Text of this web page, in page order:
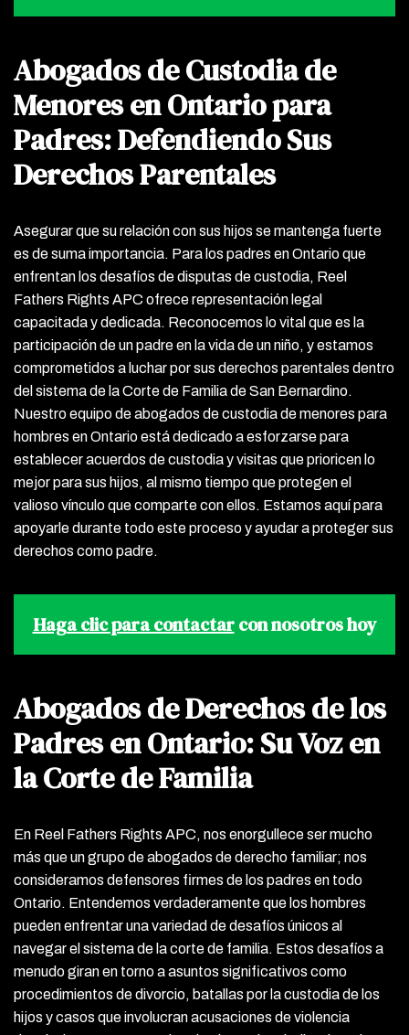
Abogados de Custodia de
Menores en Ontario para
Padres: Defendiendo Sus
Derechos Parentales
Asegurar que su relación con sus hijos se mantenga fuerte
es de suma importancia. Para los padres en Ontario que
enfrentan los desafíos de disputas de custodia, Reel
Fathers Rights APC ofrece representación legal
capacitada y dedicada. Reconocemos lo vital que es la
participación de un padre en la vida de un niño, y estamos
comprometidos a luchar por sus derechos parentales dentro
del sistema de la Corte de Familia de San Bernardino.
Nuestro equipo de abogados de custodia de menores para
hombres en Ontario está dedicado a esforzarse para
establecer acuerdos de custodia y visitas que prioricen lo
mejor para sus hijos, al mismo tiempo que protegen el
valioso vínculo que comparte con ellos. Estamos aquí para
apoyarle durante todo este proceso y ayudar a proteger sus
derechos como padre.
Haga clic para contactarcon nosotros hoy
Abogados de Derechos de los
Padres en Ontario: Su Voz en
la Corte de Familia
En Reel Fathers Rights APC, nos enorgullece ser mucho
más que un grupo de abogados de derecho familiar; nos
consideramos defensores firmes de los padres en todo
Ontario. Entendemos verdaderamente que los hombres
pueden enfrentar una variedad de desafíos únicos al
navegar el sistema de la corte de familia. Estos desafíos a
menudo giran en torno a asuntos significativos como
procedimientos de divorcio, batallas por la custodia de los
hijos y casos que involucran acusaciones de violencia